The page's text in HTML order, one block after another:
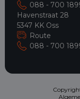
088 - 700
Havenstraat 28
5347 KK Oss
Route
088 - 700